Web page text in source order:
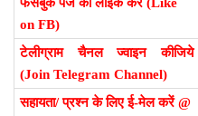
on FB)
टेलीग्राम चैनल ज्वाइन कीजिये
(Join Telegram Channel)
सहायता/ प्रश्न के लिए ई-मेल करें @